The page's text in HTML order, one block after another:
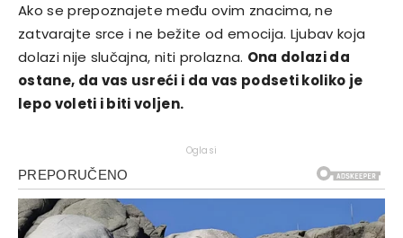
Ako se prepoznajete među ovim znacima, ne
zatvarajte srce i ne bežite od emocija. Ljubav koja
dolazi nije slučajna, niti prolazna. Ona dolazi da
ostane, da vas usreći i da vas podseti koliko je
lepo voleti i biti voljen.
Oglasi